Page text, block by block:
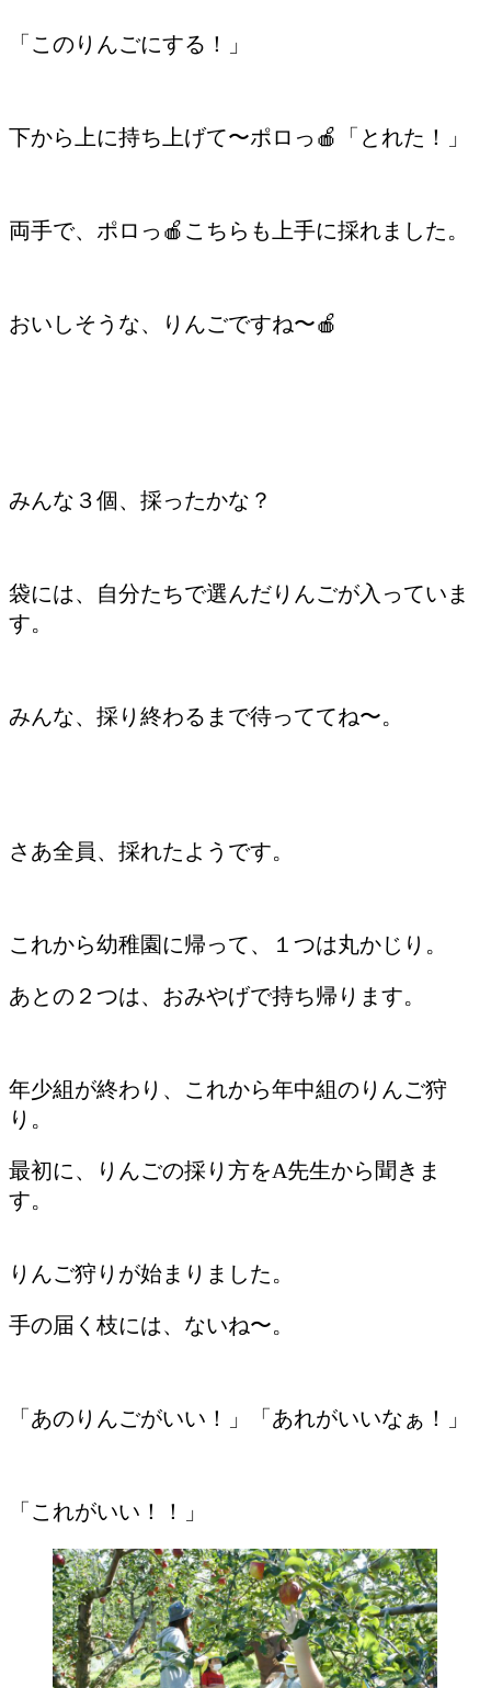
「このりんごにする！」
下から上に持ち上げて〜ポロっ🍎「とれた！」
両手で、ポロっ🍎こちらも上手に採れました。
おいしそうな、りんごですね〜🍎
みんな３個、採ったかな？
袋には、自分たちで選んだりんごが入っていま
す。
みんな、採り終わるまで待っててね〜。
さあ全員、採れたようです。
これから幼稚園に帰って、１つは丸かじり。
あとの２つは、おみやげで持ち帰ります。
年少組が終わり、これから年中組のりんご狩
り。
最初に、りんごの採り方をA先生から聞きま
す。
りんご狩りが始まりました。
手の届く枝には、ないね〜。
「あのりんごがいい！」「あれがいいなぁ！」
「これがいい！！」